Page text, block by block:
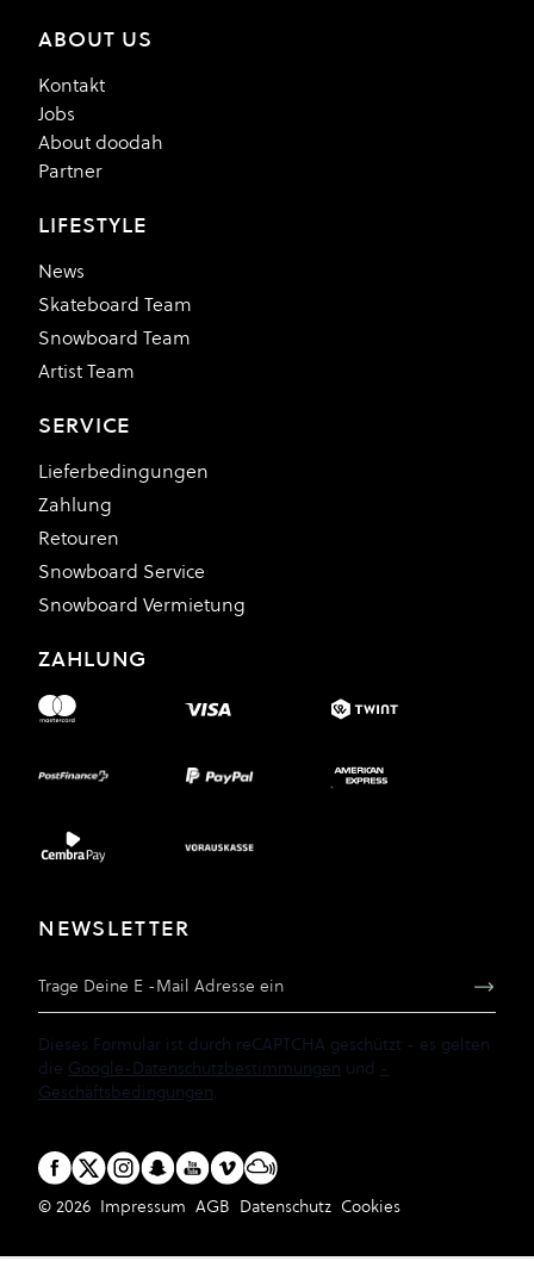
ABOUT US
Kontakt
Jobs
About doodah
Partner
LIFESTYLE
News
Skateboard Team
Snowboard Team
Artist Team
SERVICE
Lieferbedingungen
Zahlung
Retouren
Snowboard Service
Snowboard Vermietung
ZAHLUNG
NEWSLETTER
Dieses Formular ist durch reCAPTCHA geschützt - es gelten
die Google-Datenschutzbestimmungen und -
Geschäftsbedingungen.
© 2026 Impressum AGB Datenschutz Cookies